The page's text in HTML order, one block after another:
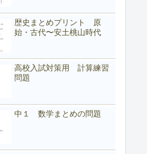
歴史まとめプリント 原
始・古代〜安土桃山時代
高校入試対策用 計算練習
問題
中１ 数学まとめの問題